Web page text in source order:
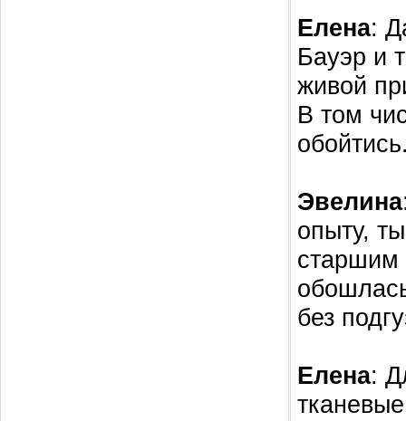
Елена:
Бауэр и
живой
В том
Эвелина
опыту,
старшим
без
Елена: